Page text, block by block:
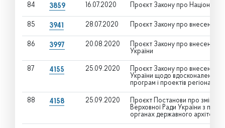
84 3859 16.07.2020 Проєкт Закону про
85 3941 28.07.2020 Проєкт Закону про внесення
86 3997 20.08.2020
Проєкт Закону про внесення
України
87 4155 25.09.2020
Проєкт Закону про внесення
України щодо вдосконалення
програм і проектів
88 4158 25.09.2020
Проєкт Постанови про зміни у
Верховної Ради України з
органах державного